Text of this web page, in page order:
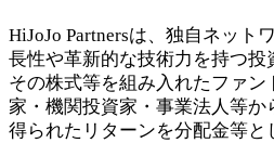
HiJoJo Partnersは、独自ネット
長性や革新的な技術力を持つ投
その株式等を組み入れたファン
家・機関投資家・事業法人等か
得られたリターンを分配金等と